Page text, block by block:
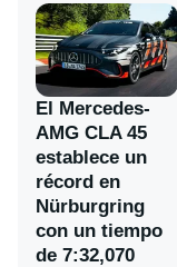
El Mercedes-
AMG CLA 45
establece un
récord en
Nürburgring
con un tiempo
de 7:32,070